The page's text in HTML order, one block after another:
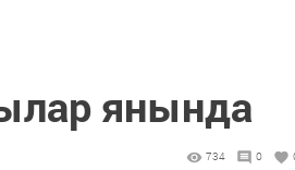
янында
734 0